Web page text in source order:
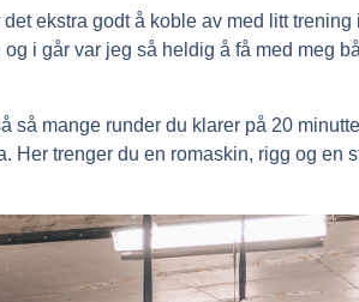
ekstra godt å koble av med litt
i går var jeg så heldig å få med meg
så mange runder du klarer på 20
Her trenger du en romaskin, rigg og en